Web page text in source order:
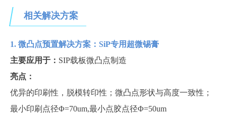
相关解决方案
1. 微凸点预置解决方案：SiP专用超微锡膏
主要应用于： SIP载板微凸点制造
亮点：
优异的印刷性，脱模转印性；微凸点形状与高度一致性；
最小印刷点径Φ=70um,最小点胶点径Φ=50um